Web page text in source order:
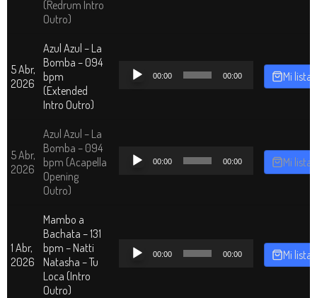
(Redrum Intro
Outro)
5 Abr,
2026
Azul Azul – La
Bomba – 094
bpm
(Extended
Intro Outro)
Reproductor
00:00 00:00 Mi lista
5 Abr,
2026
Azul Azul – La
Bomba – 094
bpm (Acapella
Opening
Outro)
Reproductor
00:00 00:00 Mi lista
1 Abr,
2026
Mambo a
Bachata – 131
bpm – Natti
Natasha – Tu
Loca (Intro
Outro)
Reproductor
00:00 00:00 Mi lista